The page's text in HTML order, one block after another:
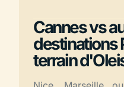
Cannes vs
destinations
terrain